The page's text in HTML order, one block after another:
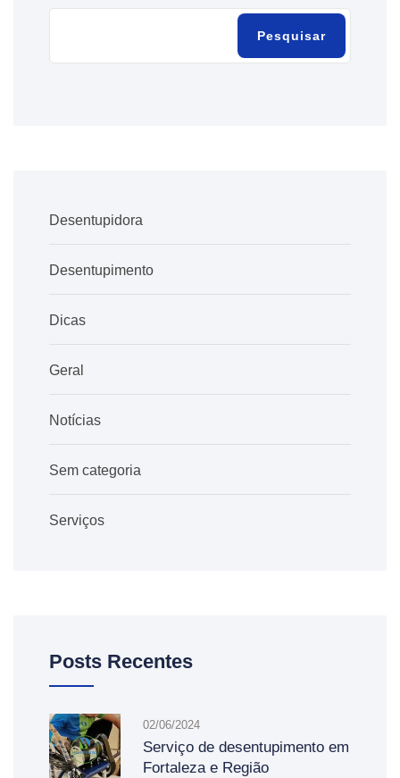
Pesquisar
Desentupidora
Desentupimento
Dicas
Geral
Notícias
Sem categoria
Serviços
Posts Recentes
02/06/2024
Serviço de desentupimento em
Fortaleza e Região